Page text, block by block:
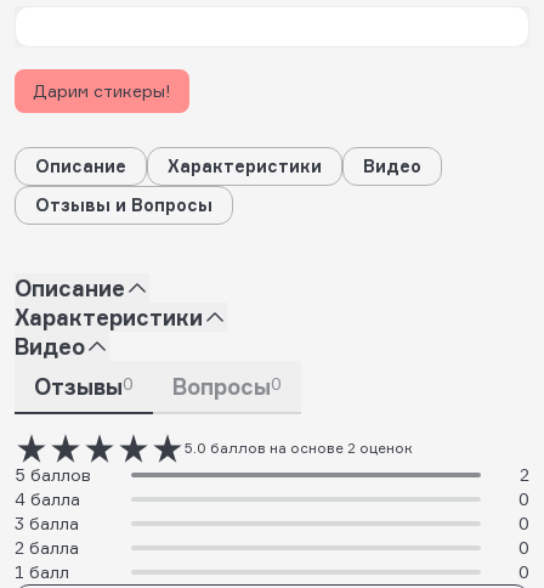
Дарим стикеры!
Описание Характеристики
Видео
Отзывы и Вопросы
Описание
Характеристики
Видео
Отзывы0 Вопросы0
5.0 баллов на основе 2 оценок
5 баллов
2
4 балла
0
3 балла
0
2 балла
0
1 балл
0